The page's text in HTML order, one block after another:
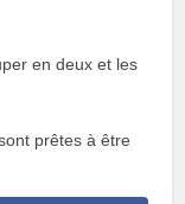
en deux et les
prêtes à être